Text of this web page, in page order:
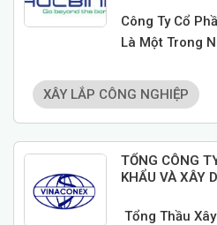
XÂY LẮP CÔNG NGHIỆP
Công Ty Cổ
Là Một Trong
ICT, Viễn
Toàn, Hạ Tầng
Và Phòng
TỔNG CÔNG
KHẨU VÀ XÂY
Tổng Thầu